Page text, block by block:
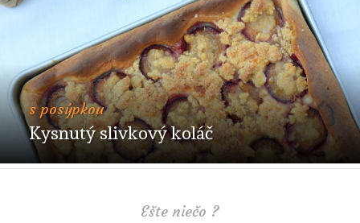
s posýpkou
Kysnutý slivkový koláč
Ešte niečo ?